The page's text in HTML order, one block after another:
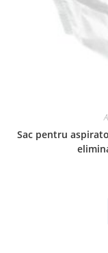
Sac pentru